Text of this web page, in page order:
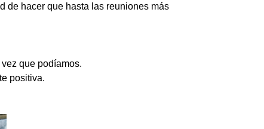
de hacer que hasta las reuniones más
que podíamos.
positiva.